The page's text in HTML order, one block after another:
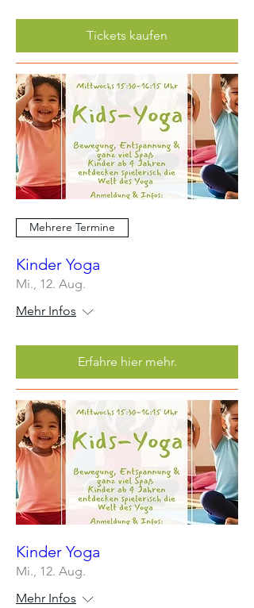
Tickets kaufen
Mehrere Termine
Kinder Yoga
Mi., 12. Aug.
Mehr Infos
Erfahre hier mehr.
Kinder Yoga
Mi., 12. Aug.
Mehr Infos